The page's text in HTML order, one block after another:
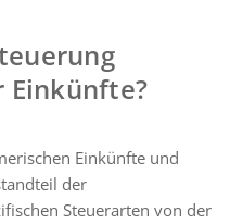
Einkünfte?
Einkünfte und
der
Steuerarten von der